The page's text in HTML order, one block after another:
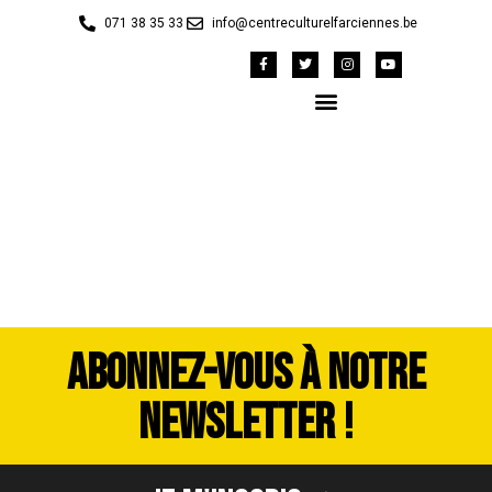
071 38 35 33 info@centreculturelfarciennes.be
ABONNEZ-VOUS À NOTRE
NEWSLETTER !